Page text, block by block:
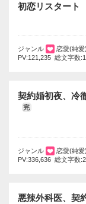
初恋リスタート
ジャンル
恋愛(純
PV:121,235 総文字数
契約婚初夜、冷
完
ジャンル
恋愛(純
PV:336,636 総文字数
悪辣外科医、契